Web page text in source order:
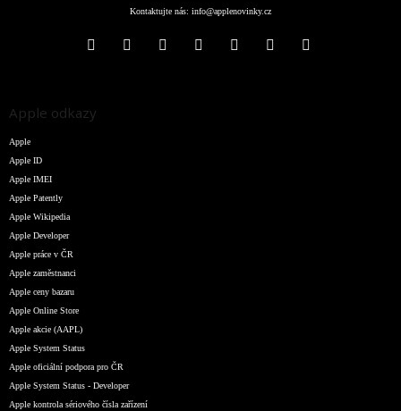
Kontaktujte nás: info@applenovinky.cz
Apple odkazy
Apple
Apple ID
Apple IMEI
Apple Patently
Apple Wikipedia
Apple Developer
Apple práce v ČR
Apple zaměstnanci
Apple ceny bazaru
Apple Online Store
Apple akcie (AAPL)
Apple System Status
Apple oficiální podpora pro ČR
Apple System Status - Developer
Apple kontrola sériového čísla zařízení